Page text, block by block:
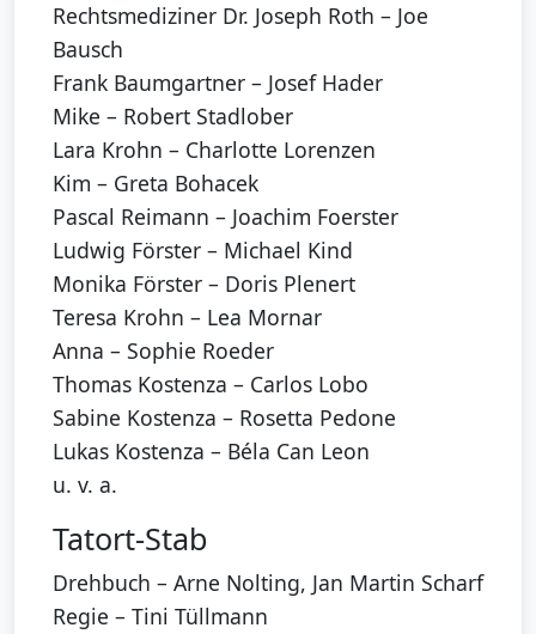
Rechtsmediziner Dr. Joseph Roth – Joe
Bausch
Frank Baumgartner – Josef Hader
Mike – Robert Stadlober
Lara Krohn – Charlotte Lorenzen
Kim – Greta Bohacek
Pascal Reimann – Joachim Foerster
Ludwig Förster – Michael Kind
Monika Förster – Doris Plenert
Teresa Krohn – Lea Mornar
Anna – Sophie Roeder
Thomas Kostenza – Carlos Lobo
Sabine Kostenza – Rosetta Pedone
Lukas Kostenza – Béla Can Leon
u. v. a.
Tatort-Stab
Drehbuch – Arne Nolting, Jan Martin Scharf
Regie – Tini Tüllmann